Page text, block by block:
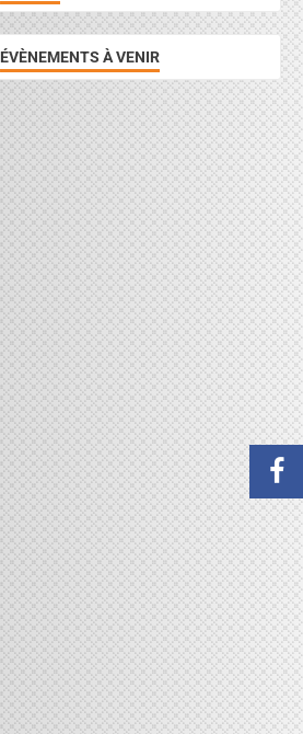
ÉVÈNEMENTS À VENIR